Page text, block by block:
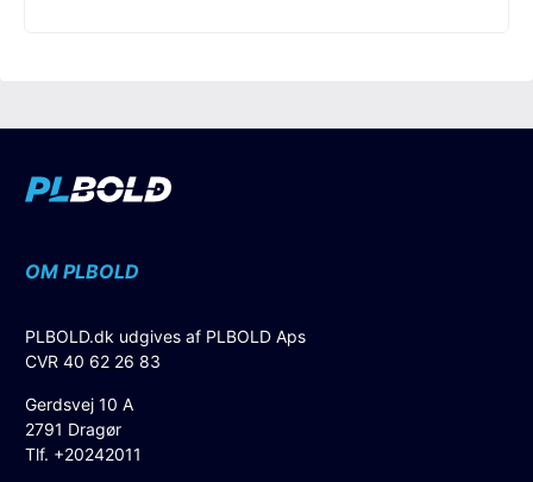
OM PLBOLD
PLBOLD.dk udgives af PLBOLD Aps
CVR 40 62 26 83
Gerdsvej 10 A
2791 Dragør
Tlf. +20242011